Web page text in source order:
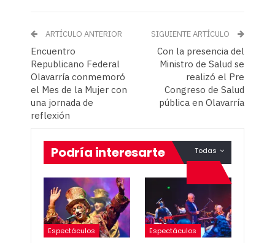
ARTÍCULO ANTERIOR
Encuentro
Republicano Federal
Olavarría conmemoró
el Mes de la Mujer con
una jornada de
reflexión
SIGUIENTE ARTÍCULO
Con la presencia del
Ministro de Salud se
realizó el Pre
Congreso de Salud
pública en Olavarría
Todas
Podría interesarte
Espectáculos Espectáculos